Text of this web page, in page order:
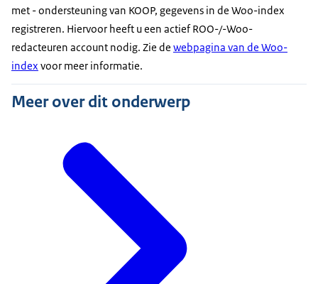
met - ondersteuning van KOOP, gegevens in de Woo-index
registreren. Hiervoor heeft u een actief ROO-/-Woo-
redacteuren account nodig. Zie de webpagina van de Woo-
index voor meer informatie.
Meer over dit onderwerp